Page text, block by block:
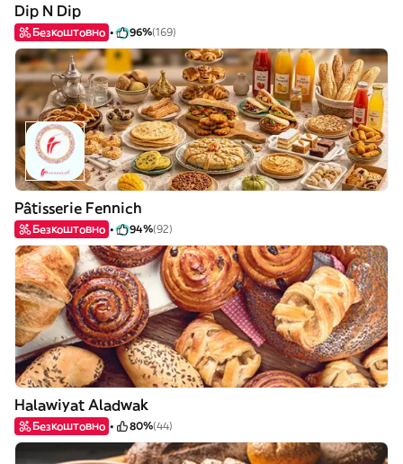
Dip N Dip
Безкоштовно 96%(169)
Pâtisserie Fennich
Безкоштовно 94%(92)
Halawiyat Aladwak
Безкоштовно 80%(44)